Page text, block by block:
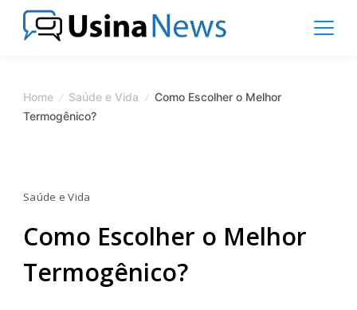
Skip
Magazine
Home Saúde e Vida
Como Escolher o Melhor
Termogênico?
Saúde e Vida
Como Escolher o Melhor
Termogênico?